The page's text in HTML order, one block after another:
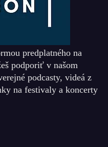
predplatného na
podporiť v našom
podcasty, videá z
na festivaly a koncerty